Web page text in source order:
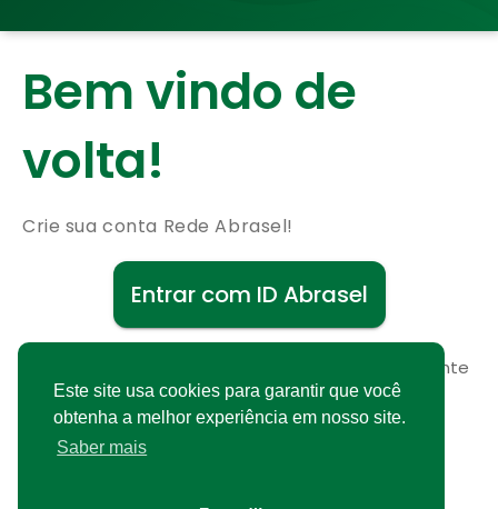
Este site usa cookies para garantir que você
obtenha a melhor experiência em nosso site.
Saber mais
Bem vindo de
volta!
Crie sua conta Rede Abrasel!
Entrar com ID Abrasel
Cadastre-se gratuitamente